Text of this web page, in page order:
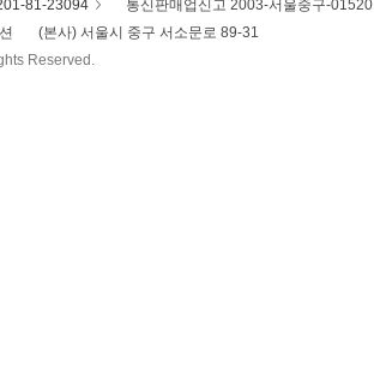
81-23094 통신판매업신고 2003-서울중구-01520
(본사) 서울시 중구 서소문로 89-31
Reserved.